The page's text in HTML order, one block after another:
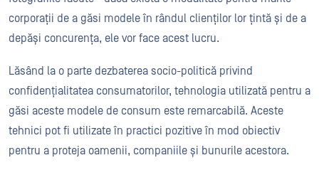
corporații de a găsi modele în rândul clienților lor țintă și de a
depăși concurența, ele vor face acest lucru.
Lăsând la o parte dezbaterea socio-politică privind
confidențialitatea consumatorilor, tehnologia utilizată pentru a
găsi aceste modele de consum este remarcabilă. Aceste
tehnici pot fi utilizate în practici pozitive în mod obiectiv
pentru a proteja oamenii, companiile și bunurile acestora.